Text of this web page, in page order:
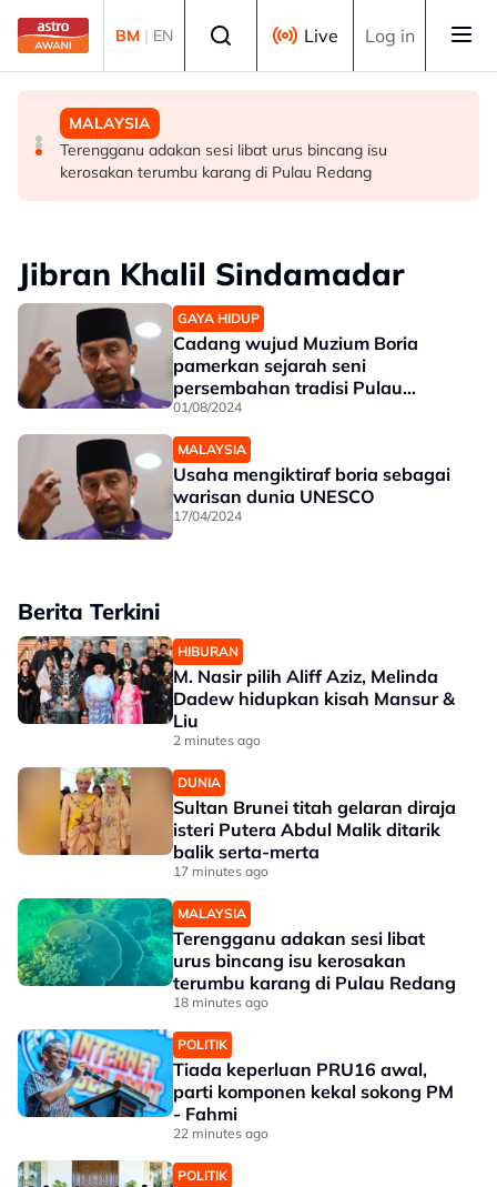
Skip to main content
BM | EN Live Log in
HIBURAN
M. Nasir pilih Aliff Aziz, Melinda Dadew hidupkan kisah
Mansur & Liu
DUNIA
Sultan Brunei titah gelaran diraja isteri Putera Abdul
Malik ditarik balik serta-merta
MALAYSIA
Terengganu adakan sesi libat urus bincang isu
kerosakan terumbu karang di Pulau Redang
Jibran Khalil Sindamadar
GAYA HIDUP
Cadang wujud Muzium Boria
pamerkan sejarah seni
persembahan tradisi Pulau
Pinang
01/08/2024
MALAYSIA
Usaha mengiktiraf boria sebagai
warisan dunia UNESCO
17/04/2024
Berita Terkini
HIBURAN
M. Nasir pilih Aliff Aziz, Melinda
Dadew hidupkan kisah Mansur &
Liu
2 minutes ago
DUNIA
Sultan Brunei titah gelaran diraja
isteri Putera Abdul Malik ditarik
balik serta-merta
17 minutes ago
MALAYSIA
Terengganu adakan sesi libat
urus bincang isu kerosakan
terumbu karang di Pulau Redang
18 minutes ago
POLITIK
Tiada keperluan PRU16 awal,
parti komponen kekal sokong PM
- Fahmi
22 minutes ago
POLITIK